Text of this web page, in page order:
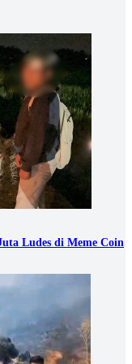
Ludes di Meme Coin